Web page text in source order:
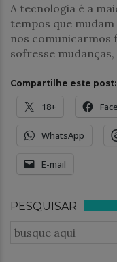
A tecnologia é a
tempos que
nos comunicarmos
sofresse
Compartilhe este post:
18+
WhatsApp
E-mail
PESQUISAR